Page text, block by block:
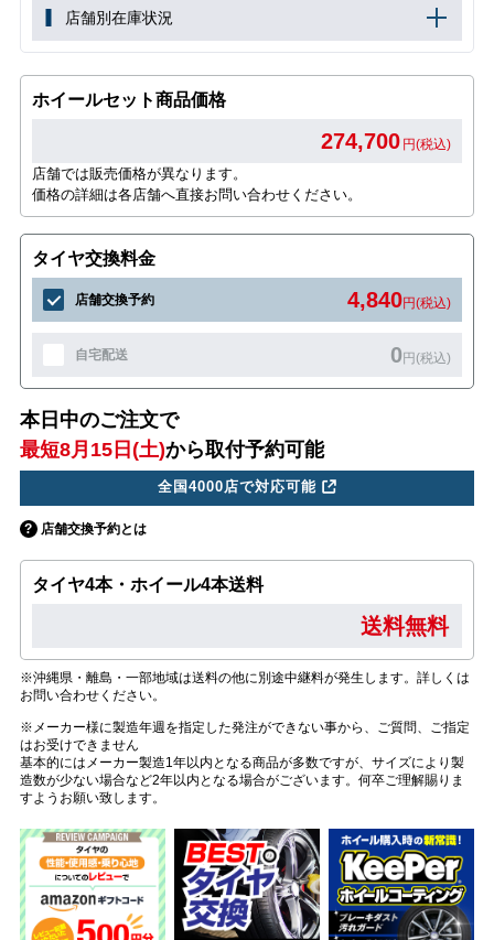
店舗別在庫状況
ホイールセット商品価格
274,700 円(税込)
店舗では販売価格が異なります。
価格の詳細は各店舗へ直接お問い合わせください。
タイヤ交換料金
店舗交換予約 4,840円(税込)
自宅配送 0円(税込)
本日中のご注文で
最短8月15日(土)から取付予約可能
全国4000店で対応可能
店舗交換予約とは
タイヤ4本・ホイール4本送料
送料無料
※沖縄県・離島・一部地域は送料の他に別途中継料が発生します。詳しくは
お問い合わせください。
※メーカー様に製造年週を指定した発注ができない事から、ご質問、ご指定
はお受けできません
基本的にはメーカー製造1年以内となる商品が多数ですが、サイズにより製
造数が少ない場合など2年以内となる場合がございます。何卒ご理解賜りま
すようお願い致します。